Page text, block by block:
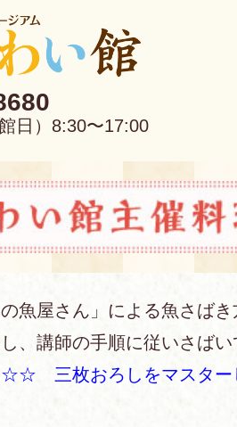
日）8:30〜17:00
EN 中文
について
魚屋さん」による魚さば
、講師の手順に従いさば
三枚おろしをマスター